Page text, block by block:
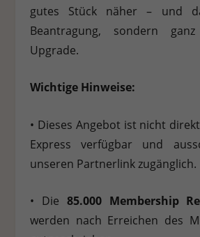
gutes Stück näher – und
Beantragung, sondern
Upgrade.
Wichtige Hinweise:
• Dieses Angebot ist nicht
Express verfügbar und
unseren Partnerlink zugänglich.
• Die 85.000 Membership
werden nach Erreichen des